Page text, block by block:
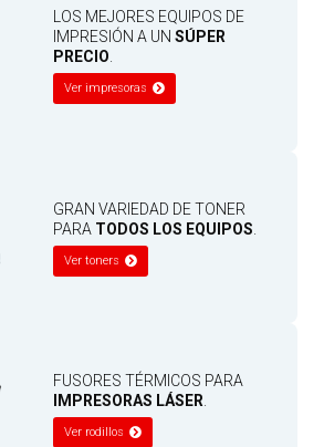
LOS MEJORES EQUIPOS DE
IMPRESIÓN A UN SÚPER
PRECIO
Ver impresoras
GRAN VARIEDAD DE TONER
PARA TODOS LOS EQUIPOS
Ver toners
FUSORES TÉRMICOS PARA
IMPRESORAS LÁSER
Ver rodillos